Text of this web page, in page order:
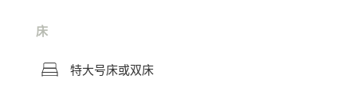
床
特大号床或双床